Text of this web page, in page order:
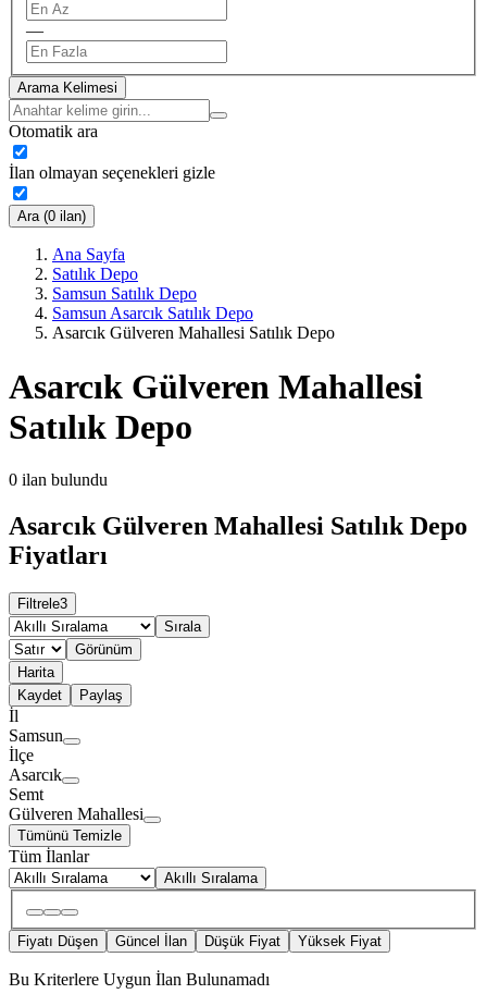
—
Arama Kelimesi
Otomatik ara
İlan olmayan seçenekleri gizle
Ara (0 ilan)
Ana Sayfa
Satılık Depo
Samsun Satılık Depo
Samsun Asarcık Satılık Depo
Asarcık Gülveren Mahallesi Satılık Depo
Asarcık Gülveren Mahallesi
Satılık Depo
0 ilan bulundu
Asarcık Gülveren Mahallesi Satılık Depo
Fiyatları
Filtrele3
Sırala
Görünüm
Harita
Kaydet
Paylaş
İl
Samsun
İlçe
Asarcık
Semt
Gülveren Mahallesi
Tümünü Temizle
Tüm İlanlar
Akıllı Sıralama
Fiyatı Düşen Güncel İlan Düşük Fiyat Yüksek Fiyat
Bu Kriterlere Uygun İlan Bulunamadı